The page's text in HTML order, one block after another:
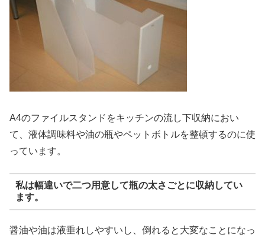
A4のファイルスタンドをキッチンの流し下収納におい
て、液体調味料や油の瓶やペットボトルを整頓するのに使
っています。
私は幅違いで二つ用意して瓶の太さごとに収納してい
ます。
醤油や油は液垂れしやすいし、倒れると大変なことになっ